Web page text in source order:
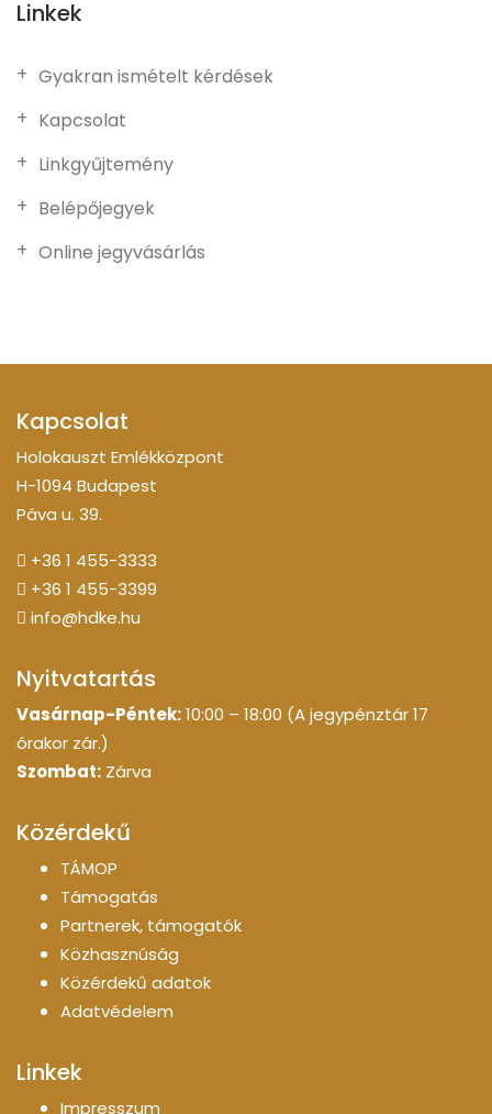
Linkek
Gyakran ismételt kérdések
Kapcsolat
Linkgyűjtemény
Belépőjegyek
Online jegyvásárlás
Kapcsolat
Holokauszt Emlékközpont
H-1094 Budapest
Páva u. 39.
+36 1 455-3333
+36 1 455-3399
info@hdke.hu
Nyitvatartás
Vasárnap-Péntek:10:00 – 18:00 (A jegypénztár 17
órakor zár.)
Szombat: Zárva
Közérdekű
TÁMOP
Támogatás
Partnerek, támogatók
Közhasznúság
Közérdekű adatok
Adatvédelem
Linkek
Impresszum